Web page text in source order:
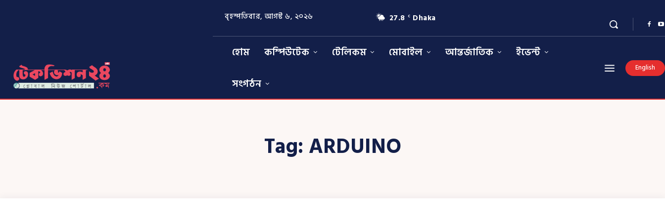
বৃহস্পতিবার, আগস্ট ৬, ২০২৬ 27.8 C Dhaka
হোম কম্পিউটেক টেলিকম মোবাইল আন্তর্জাতিক
ইভেন্ট
সংগঠন
English
Tag: ARDUINO